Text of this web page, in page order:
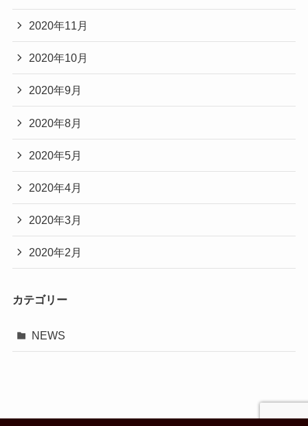
2020年11月
2020年10月
2020年9月
2020年8月
2020年5月
2020年4月
2020年3月
2020年2月
カテゴリー
NEWS